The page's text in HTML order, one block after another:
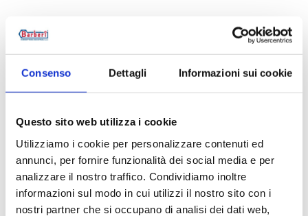
Consenso Dettagli Informazioni sui cookie
Questo sito web utilizza i cookie
Utilizziamo i cookie per personalizzare contenuti ed
annunci, per fornire funzionalità dei social media e per
analizzare il nostro traffico. Condividiamo inoltre
informazioni sul modo in cui utilizzi il nostro sito con i
nostri partner che si occupano di analisi dei dati web,
Código de artículo Medida
52D0400T1 G 1 1/2 M - G 1 1/2
Descripción